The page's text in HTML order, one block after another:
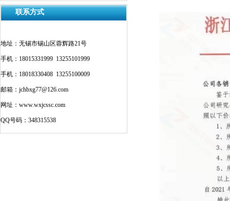
联系方式
地址：无锡市锡山区蓉辉路21号
手机：18015331999 13255101999
手机：18018330408 13255100009
邮箱：jchbxg77@126.com
网址：www.wxjcssc.com
QQ号码：348315538